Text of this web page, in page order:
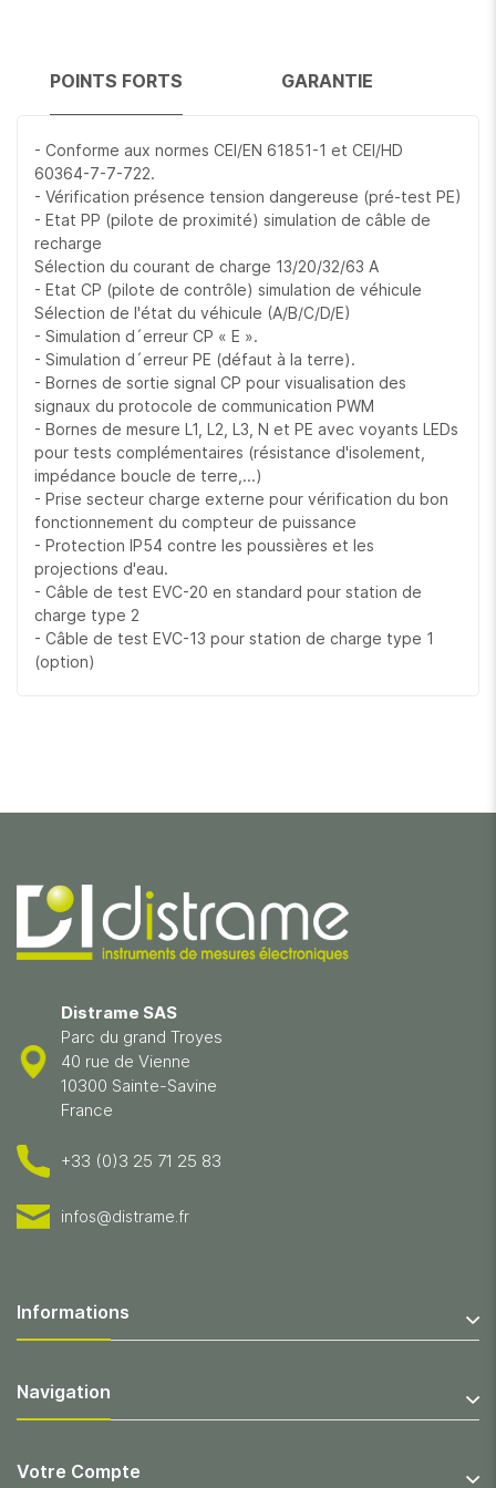
- Protection IP54 contre les poussières et les projections
type 2
- Câble de test EVC-13 pour station de charge type 1
(option)
POINTS FORTS GARANTIE
- Conforme aux normes CEI/EN 61851-1 et CEI/HD
60364-7-7-722.
- Vérification présence tension dangereuse (pré-test PE)
- Etat PP (pilote de proximité) simulation de câble de
recharge
Sélection du courant de charge 13/20/32/63 A
- Etat CP (pilote de contrôle) simulation de véhicule
Sélection de l'état du véhicule (A/B/C/D/E)
- Simulation d´erreur CP « E ».
- Simulation d´erreur PE (défaut à la terre).
- Bornes de sortie signal CP pour visualisation des
signaux du protocole de communication PWM
- Bornes de mesure L1, L2, L3, N et PE avec voyants LEDs
pour tests complémentaires (résistance d'isolement,
impédance boucle de terre,...)
- Prise secteur charge externe pour vérification du bon
fonctionnement du compteur de puissance
- Protection IP54 contre les poussières et les
projections d'eau.
- Câble de test EVC-20 en standard pour station de
charge type 2
- Câble de test EVC-13 pour station de charge type 1
(option)
Distrame SAS
Parc du grand Troyes
40 rue de Vienne
10300 Sainte-Savine
France
+33 (0)3 25 71 25 83
infos@distrame.fr
Informations
Navigation
Votre Compte